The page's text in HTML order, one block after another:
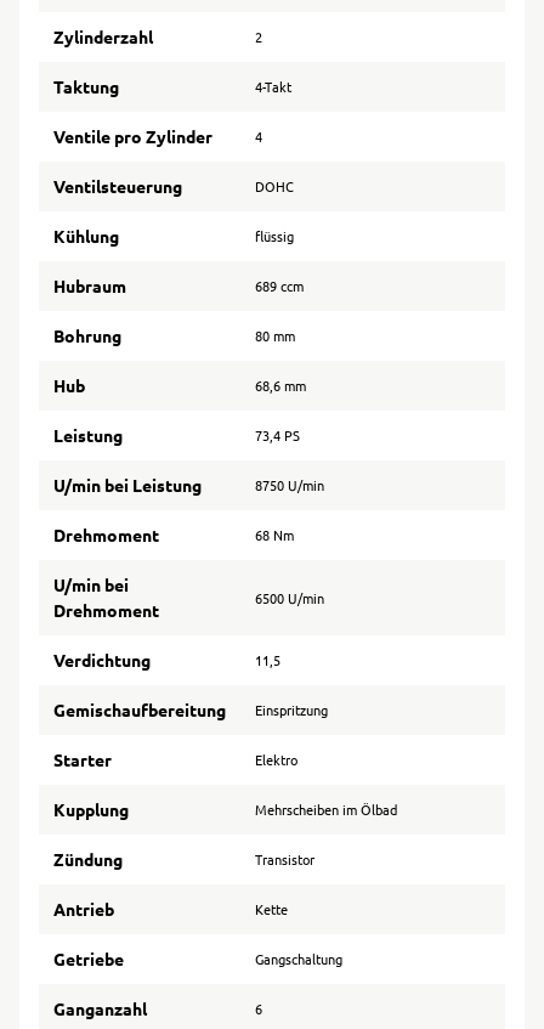
Zylinderzahl 2
Taktung 4-Takt
Ventile pro Zylinder 4
Ventilsteuerung DOHC
Kühlung flüssig
Hubraum 689 ccm
Bohrung 80 mm
Hub 68,6 mm
Leistung 73,4 PS
U/min bei Leistung 8750 U/min
Drehmoment 68 Nm
U/min bei
Drehmoment
6500 U/min
Verdichtung 11,5
Gemischaufbereitung Einspritzung
Starter Elektro
Kupplung Mehrscheiben im Ölbad
Zündung Transistor
Antrieb Kette
Getriebe Gangschaltung
Ganganzahl 6